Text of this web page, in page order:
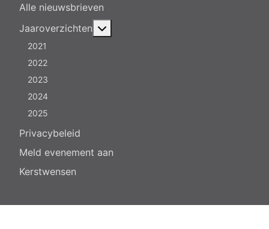
Alle nieuwsbrieven
Jaaroverzichten
2021
2022
2023
2024
2025
Privacybeleid
Meld evenement aan
Kerstwensen